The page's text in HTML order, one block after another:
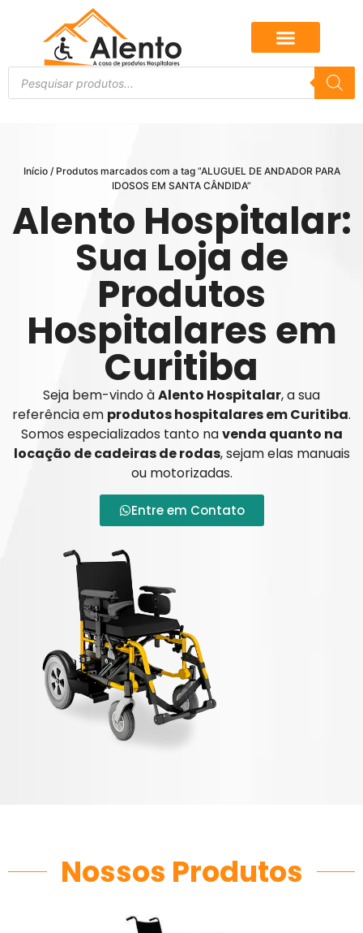
Início/ Produtos marcados com a tag “ALUGUEL DE ANDADOR PARA
IDOSOS EM SANTA CÂNDIDA”
Alento Hospitalar:
Sua Loja de
Produtos
Hospitalares em
Curitiba
Seja bem-vindo àAlento Hospitalar, a sua
referência em produtos hospitalares em Curitiba.
Somos especializados tanto navenda quanto na
locação de cadeiras de rodas, sejam elas manuais
ou motorizadas.
Entre em Contato
Nossos Produtos